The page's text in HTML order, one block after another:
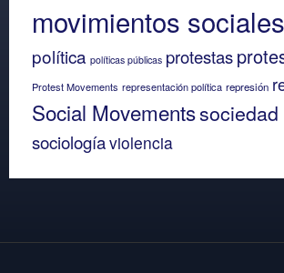
movimientos sociales
política políticas públicas protestas
Protest Movements representación política represión
Social Movements
sociologíaviolencia